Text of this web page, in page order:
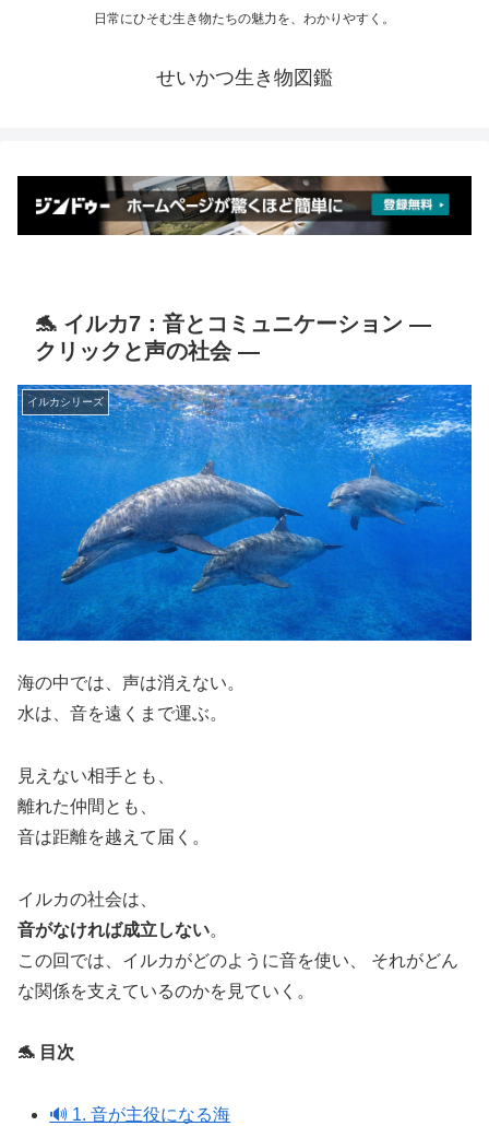
日常にひそむ生き物たちの魅力を、わかりやすく。
せいかつ生き物図鑑
🐬 イルカ7：音とコミュニケーション ―
クリックと声の社会 ―
イルカシリーズ
海の中では、声は消えない。
水は、音を遠くまで運ぶ。
見えない相手とも、
離れた仲間とも、
音は距離を越えて届く。
イルカの社会は、
音がなければ成立しない。
この回では、イルカがどのように音を使い、 それがどん
な関係を支えているのかを見ていく。
🐬 目次
🔊 1. 音が主役になる海